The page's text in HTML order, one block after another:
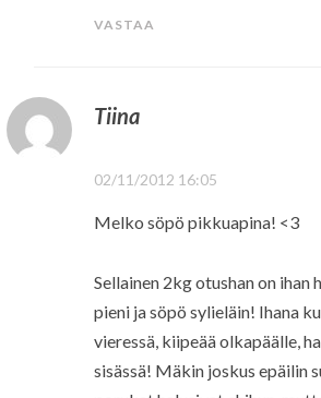
VASTAA
Tiina
02/11/2012 16:05
Melko söpö pikkuapina! <3
Sellainen 2kg otushan on ihan
pieni ja söpö sylieläin! Ihana
vieressä, kiipeää olkapäälle,
sisässä! Mäkin joskus epäilin